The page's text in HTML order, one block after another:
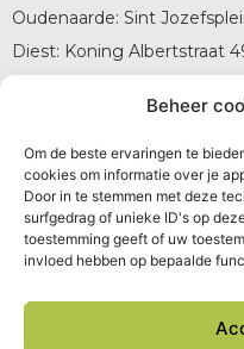
Beheer
Om de beste ervaringen te
cookies om informatie over je
Door in te stemmen met deze
surfgedrag of unieke ID's op
toestemming geeft of uw
invloed hebben op bepaalde
Oudenaarde: Sint
Diest: Koning Albertstraat
Sint-Niklaas: Industriepark
Dendermonde: Sint
Oostende: Violierenlaan 3B
Brasschaat: Azalealaan 3
Brecht: Gasthuisstraat 11